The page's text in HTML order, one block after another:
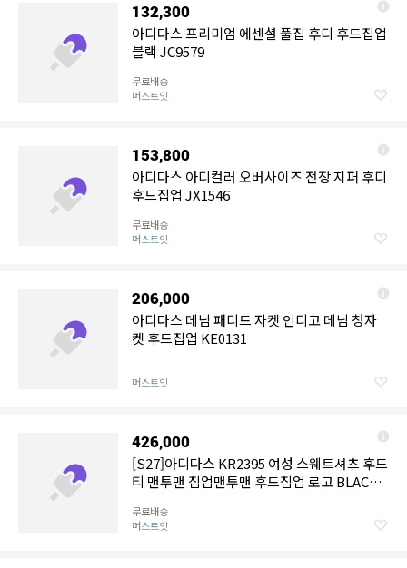
132,300
아디다스 프리미엄 에센셜 풀집 후디 후드집업
블랙 JC9579
무료배송
머스트잇
153,800
아디다스 아디컬러 오버사이즈 전장 지퍼 후디
후드집업 JX1546
무료배송
머스트잇
206,000
아디다스 데님 패디드 자켓 인디고 데님 청자
켓 후드집업 KE0131
머스트잇
426,000
[S27]아디다스 KR2395 여성 스웨트셔츠 후드
티 맨투맨 집업맨투맨 후드집업 로고 BLACK
무료배송
머스트잇